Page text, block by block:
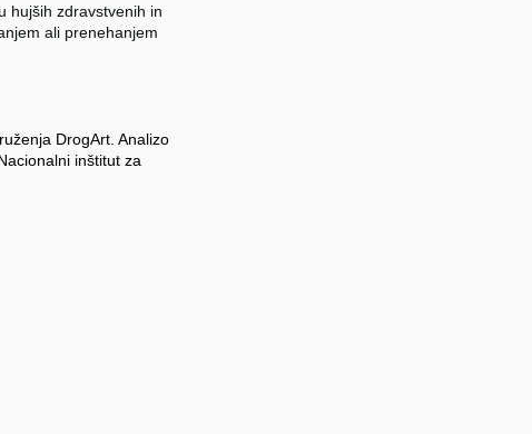
hujših zdravstvenih in
ali prenehanjem
DrogArt. Analizo
inštitut za